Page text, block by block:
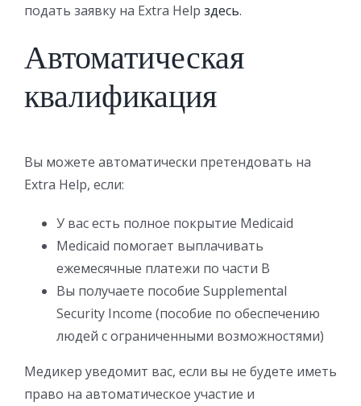
подать заявку на Extra Help здесь.
Автоматическая
квалификация
Вы можете автоматически претендовать на
Extra Help, если:
У вас есть полное покрытие Medicaid
Medicaid помогает выплачивать
ежемесячные платежи по части B
Вы получаете пособие Supplemental
Security Income (пособие по обеспечению
людей с ограниченными возможностями)
Медикер уведомит вас, если вы не будете иметь
право на автоматическое участие и